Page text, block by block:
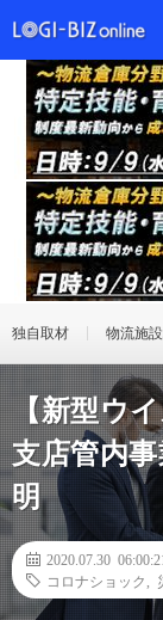
独自取材 物流施
【新型ウ
支店管内
明
2020.07.30
コロナショック